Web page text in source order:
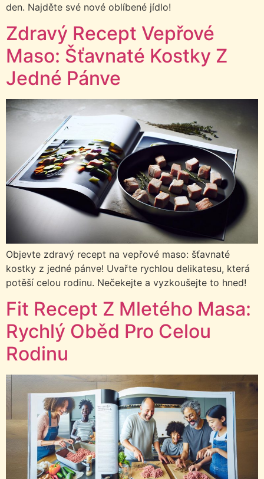
den. Najděte své nové oblíbené jídlo!
Zdravý Recept Vepřové
Maso: Šťavnaté Kostky Z
Jedné Pánve
Objevte zdravý recept na vepřové maso: šťavnaté
kostky z jedné pánve! Uvařte rychlou delikatesu, která
potěší celou rodinu. Nečekejte a vyzkoušejte to hned!
Fit Recept Z Mletého Masa:
Rychlý Oběd Pro Celou
Rodinu